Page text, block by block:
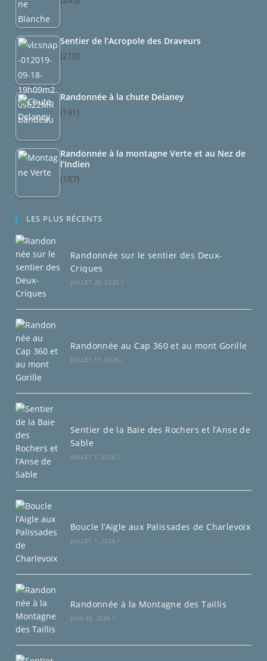
Sentier de l’Acropole des Draveurs
(210)
Randonnée à la chute Delaney
(191)
Randonnée à la montagne Verte et au Nez de
l’Indien
(187)
LES PLUS RÉCENTS
Randonnée sur le sentier des Deux-
Criques
JUILLET 25, 2026 /
Randonnée au Cap 360 et au mont Gorille
JUILLET 17, 2026 /
Sentier de la Baie des Rochers et l’Anse de
Sable
JUILLET 1, 2026 /
Boucle l’Aigle aux Palissades de Charlevoix
JUILLET 1, 2026 /
Randonnée à la Montagne des Taillis
JUIN 30, 2026 /